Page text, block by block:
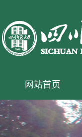
网站首页